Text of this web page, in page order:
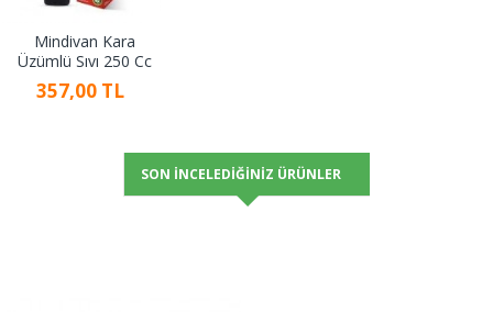
Mindivan Kara
Üzümlü Sıvı 250 Cc
357,00 TL
SON İNCELEDIĞINIZ ÜRÜNLER